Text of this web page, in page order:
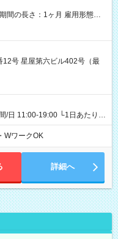
間の長さ：1ヶ月 雇用形態、
号 星屋第六ビル402号（最
/日 11:00-19:00 └1日あたりの
内であれば、いつでも勤務可
な曜日でご勤務いただけま
き方が可能なお仕事です！
WワークOK
詳細へ